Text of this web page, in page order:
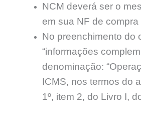
NCM deverá ser o
em sua NF de
No preenchimento do
“informações
denominação:
ICMS, nos termos do
1º, item 2, do Livro I,